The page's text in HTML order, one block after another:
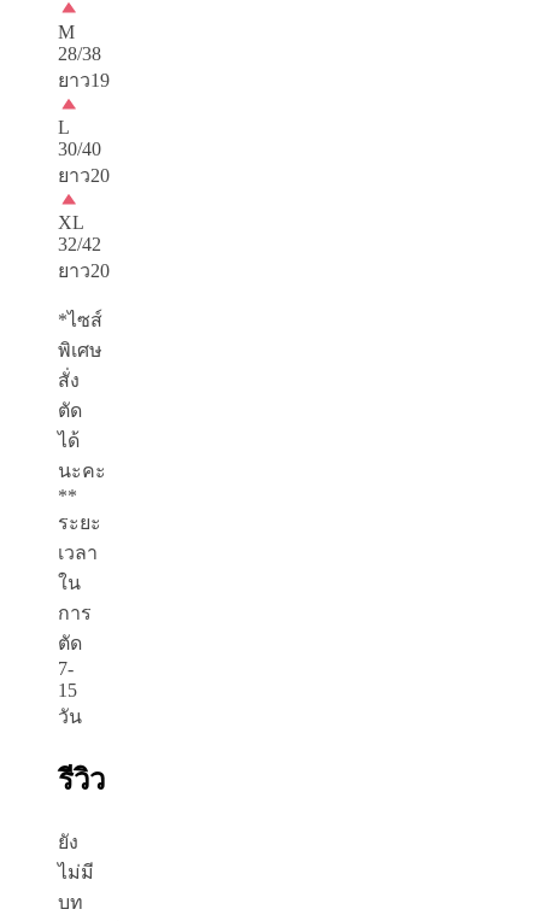
M
28/38
ยาว19
L
30/40
ยาว20
XL
32/42
ยาว20
*ไซส์
พิเศษ
สั่ง
ตัด
ได้
นะคะ
**
ระยะ
เวลา
ใน
การ
ตัด
7-
15
วัน
รีวิว
ยัง
ไม่มี
บท